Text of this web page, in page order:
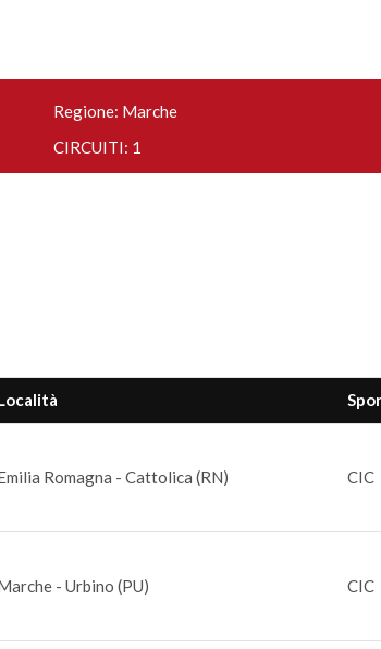
Regione: Marche
CIRCUITI: 1
Romagna - Cattolica (RN) CIC
- Urbino (PU) CIC